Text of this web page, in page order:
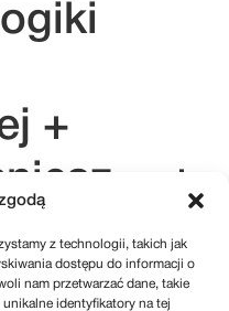
z technologii, takich jak
dostępu do informacji o
nam przetwarzać dane, takie
identyfikatory na tej
+
+